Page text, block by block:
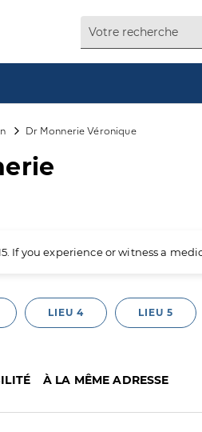
Dr Monnerie Véronique
If you experience or witness a
LIEU 4 LIEU 5
À LA MÊME ADRESSE